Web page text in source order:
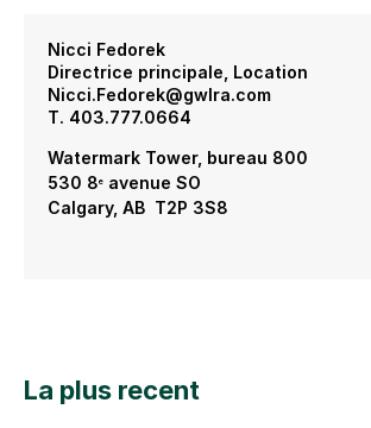
Nicci Fedorek
Directrice principale, Location
Nicci.Fedorek@gwlra.com
T. 403.777.0664
Watermark Tower, bureau 800
530 8e avenue SO
Calgary, AB T2P 3S8
La plus recent